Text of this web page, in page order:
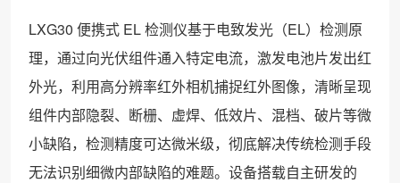
LXG30 便携式 EL 检测仪基于电致发光（EL）检测原
理，通过向光伏组件通入特定电流，激发电池片发出红
外光，利用高分辨率红外相机捕捉红外图像，清晰呈现
组件内部隐裂、断栅、虚焊、低效片、混档、破片等微
小缺陷，检测精度可达微米级，彻底解决传统检测手段
无法识别细微内部缺陷的难题。设备搭载自主研发的